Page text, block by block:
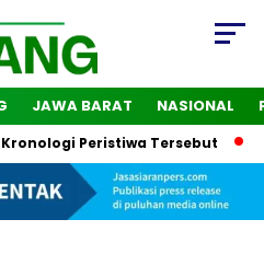
JAWA BARAT NASIONAL
Peristiwa Tersebut 2